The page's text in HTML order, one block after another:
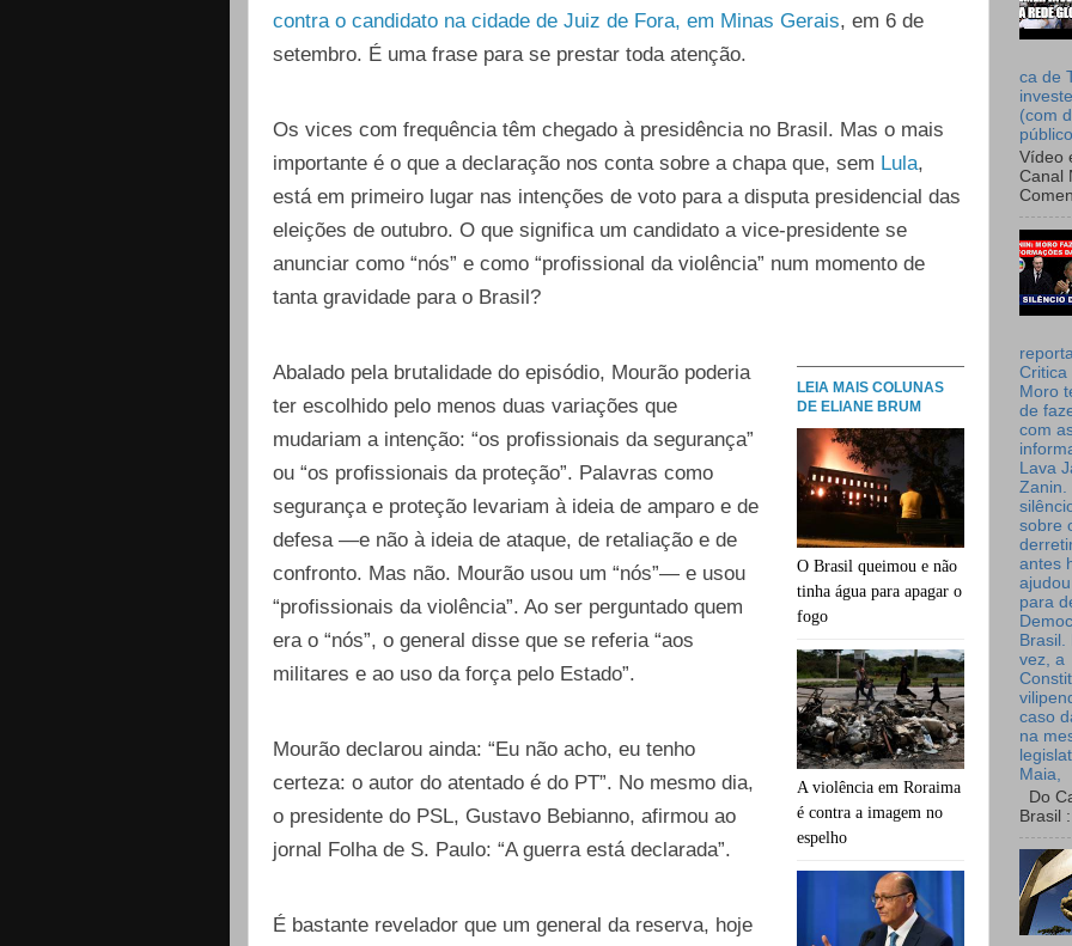
contra o candidato na cidade de Juiz de Fora, em Minas Gerais, em 6 de
setembro. É uma frase para se prestar toda atenção.
Os vices com frequência têm chegado à presidência no Brasil. Mas o mais
importante é o que a declaração nos conta sobre a chapa que, sem Lula,
está em primeiro lugar nas intenções de voto para a disputa presidencial das
eleições de outubro. O que significa um candidato a vice-presidente se
anunciar como “nós” e como “profissional da violência” num momento de
tanta gravidade para o Brasil?
LEIA MAIS COLUNAS
DE ELIANE BRUM
O Brasil queimou e não
tinha água para apagar o
fogo
A violência em Roraima
é contra a imagem no
espelho
Abalado pela brutalidade do episódio, Mourão poderia
ter escolhido pelo menos duas variações que
mudariam a intenção: “os profissionais da segurança”
ou “os profissionais da proteção”. Palavras como
segurança e proteção levariam à ideia de amparo e de
defesa —e não à ideia de ataque, de retaliação e de
confronto. Mas não. Mourão usou um “nós”— e usou
“profissionais da violência”. Ao ser perguntado quem
era o “nós”, o general disse que se referia “aos
militares e ao uso da força pelo Estado”.
Mourão declarou ainda: “Eu não acho, eu tenho
certeza: o autor do atentado é do PT”. No mesmo dia,
o presidente do PSL, Gustavo Bebianno, afirmou ao
jornal Folha de S. Paulo: “A guerra está declarada”.
É bastante revelador que um general da reserva, hoje
ca de
(com
Vídeo
Canal
Critica
Moro
de
com
Lava
Zanin.
sobre
antes
para
Brasil.
vez, a
caso
na
Maia,
Do
Brasil :